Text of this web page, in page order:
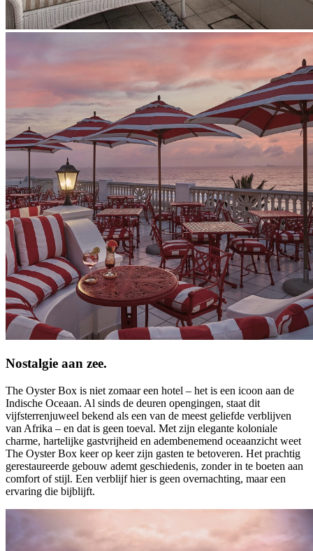
Nostalgie aan zee.
The Oyster Box is niet zomaar een hotel – het is een icoon aan de
Indische Oceaan. Al sinds de deuren opengingen, staat dit
vijfsterrenjuweel bekend als een van de meest geliefde verblijven
van Afrika – en dat is geen toeval. Met zijn elegante koloniale
charme, hartelijke gastvrijheid en adembenemend oceaanzicht weet
The Oyster Box keer op keer zijn gasten te betoveren. Het prachtig
gerestaureerde gebouw ademt geschiedenis, zonder in te boeten aan
comfort of stijl. Een verblijf hier is geen overnachting, maar een
ervaring die bijblijft.